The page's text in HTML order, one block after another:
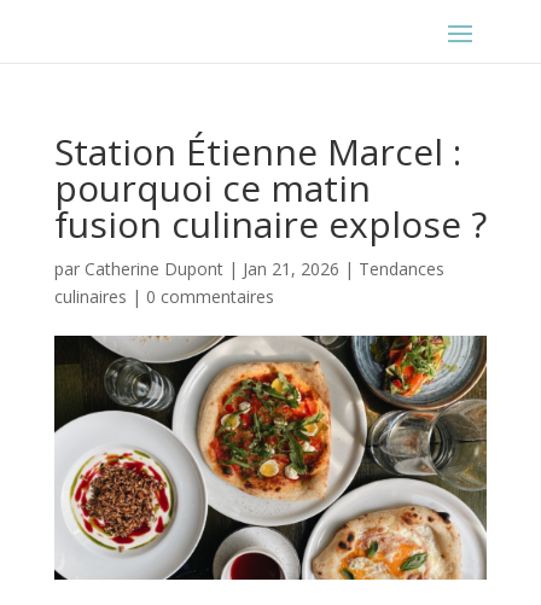
Station Étienne Marcel :
pourquoi ce matin
fusion culinaire explose ?
par Catherine Dupont| Jan 21, 2026 | Tendances
culinaires | 0 commentaires